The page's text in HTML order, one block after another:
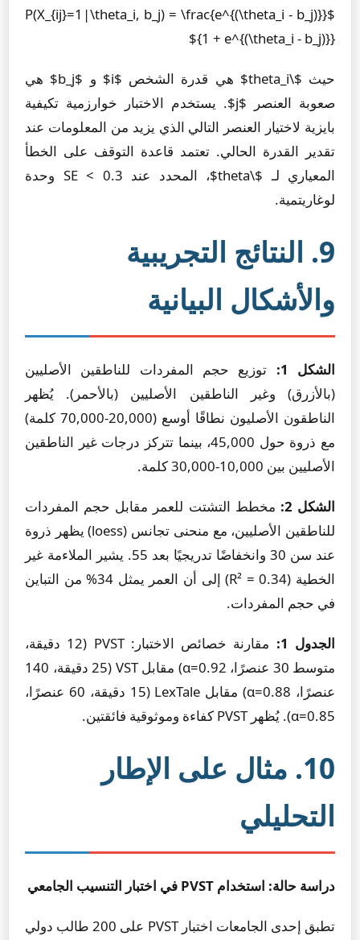
$P(X_{ij}=1|\theta_i, b_j) = \frac{e^{(\theta_i - b_j)}}
{1 + e^{(\theta_i - b_j)}}$
حيث $\theta_i$ هي قدرة الشخص $i$ و $b_j$ هي
صعوبة العنصر $j$. يستخدم الاختبار خوارزمية تكيفية
بايزية لاختيار العنصر التالي الذي يزيد من المعلومات عند
تقدير القدرة الحالي. تعتمد قاعدة التوقف على الخطأ
المعياري لـ $\theta$، المحدد عند SE < 0.3 وحدة
لوغاريتمية.
9. النتائج التجريبية
والأشكال البيانية
الشكل 1:
توزيع حجم المفردات للناطقين الأصليين
(بالأزرق) وغير الناطقين الأصليين (بالأحمر). يُظهر
الناطقون الأصليون نطاقًا أوسع (20,000-70,000 كلمة)
مع ذروة حول 45,000، بينما تتركز درجات غير الناطقين
الأصليين بين 10,000-30,000 كلمة.
الشكل 2:
مخطط التشتت للعمر مقابل حجم المفردات
للناطقين الأصليين، مع منحنى تجانس (loess) يظهر ذروة
عند سن 30 وانخفاضًا تدريجيًا بعد 55. يشير الملاءمة غير
الخطية (R² = 0.34) إلى أن العمر يمثل 34% من التباين
في حجم المفردات.
الجدول 1:
مقارنة خصائص الاختبار: PVST (12 دقيقة،
متوسط 30 عنصرًا، α=0.92) مقابل VST (25 دقيقة، 140
عنصرًا، α=0.88) مقابل LexTale (15 دقيقة، 60 عنصرًا،
α=0.85). يُظهر PVST كفاءة وموثوقية فائقتين.
10. مثال على الإطار
التحليلي
دراسة حالة: استخدام PVST في اختبار التنسيب الجامعي
تطبق إحدى الجامعات اختبار PVST على 200 طالب دولي